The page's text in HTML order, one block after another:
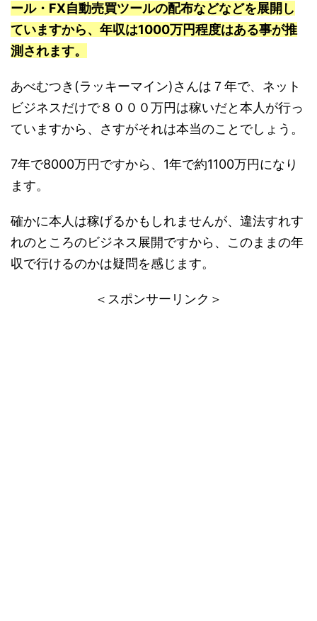
ール・FX自動売買ツールの配布などなどを展開し
ていますから、年収は1000万円程度はある事が推
測されます。
あべむつき(ラッキーマイン)さんは７年で、ネット
ビジネスだけで８０００万円は稼いだと本人が行っ
ていますから、さすがそれは本当のことでしょう。
7年で8000万円ですから、1年で約1100万円になり
ます。
確かに本人は稼げるかもしれませんが、違法すれす
れのところのビジネス展開ですから、このままの年
収で行けるのかは疑問を感じます。
＜スポンサーリンク＞